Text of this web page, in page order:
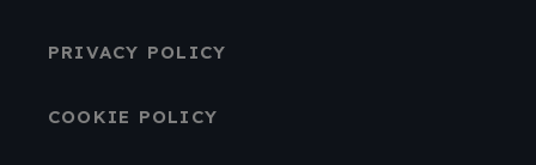
PRIVACY POLICY
COOKIE POLICY